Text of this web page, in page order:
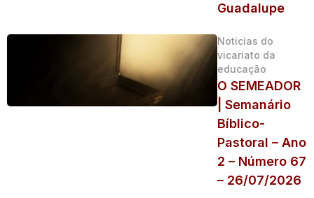
Guadalupe
Noticias do
vicariato da
educação
O SEMEADOR
| Semanário
Bíblico-
Pastoral – Ano
2 – Número 67
– 26/07/2026